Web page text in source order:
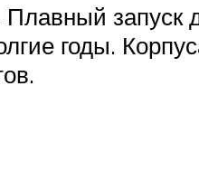
запуск
годы.